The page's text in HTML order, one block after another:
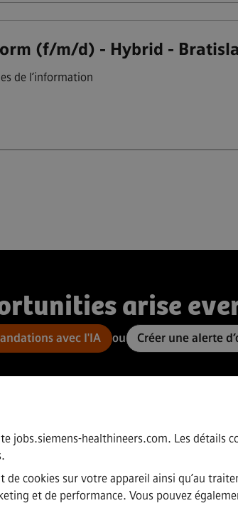
jobs.siemens-healthineers.com. Les détails
.
cookies sur votre appareil ainsi qu’au
et de performance. Vous pouvez
(f/m/d) - Hybrid -
de l’information
arise
avec l'IA ou Créer une alerte